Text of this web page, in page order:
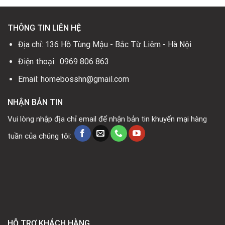
THÔNG TIN LIÊN HỆ
Địa chỉ: 136 Hồ Tùng Mậu - Bắc Từ Liêm - Hà Nội
Điện thoại: 0969 806 863
Email: homebosshn@gmail.com
NHẬN BẢN TIN
Vui lòng nhập địa chỉ email để nhận bản tin khuyến mại hàng
tuần của chúng tôi:
HỖ TRỢ KHÁCH HÀNG